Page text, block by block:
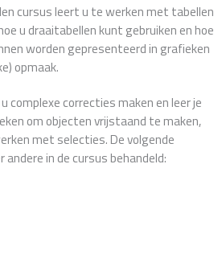
cursus leert u te werken met tabellen
u draaitabellen kunt gebruiken en hoe
worden gepresenteerd in grafieken
opmaak.
complexe correcties maken en leer je
om objecten vrijstaand te maken,
met selecties. De volgende
in de cursus behandeld: